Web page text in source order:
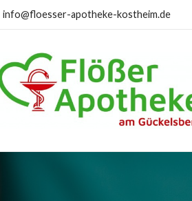
info@floesser-apotheke-kostheim.de